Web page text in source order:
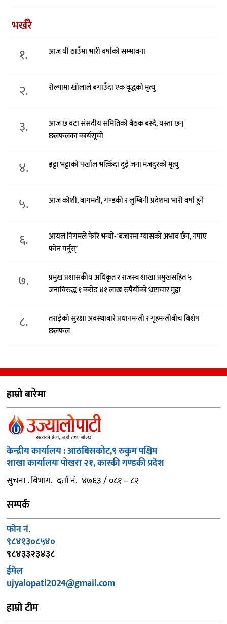
भर्खरै
१. आज यी ठाउँमा भारी वर्षाको सम्भावना
२. रोल्पामा खोलाले बगाउँदा एक वृद्धको मृत्यु
३.
आज छ वटा संसदीय समितिको बैठक बस्दै, यस्ता छन्
छलफलका कार्यसूची
४. इट्टा भट्टाको पर्खाल भत्किँदा दुई जना मजदुरको मृत्यु
५. आज कोशी, बागमती, गण्डकी र लुम्बिनी प्रदेशमा भारी वर्षा हुने
६.
आयल निगमले फेरि भन्याे- ‘बजारमा ग्यासको अभाव छैन, नपाए
फोन गर्नुस्’
७.
प्रमुख प्रशासकीय अधिकृत र राजस्व शाखा प्रमुखसहित ५
जनाविरुद्ध १ करोड ४१ लाख रुपैयाँको भ्रष्टाचार मुद्दा
८.
तराईको सुरक्षा अवस्थाबारे प्रधानमन्त्री र गृहमन्त्रीबीच विशेष
छलफल
हाम्रो बारेमा
केन्द्रीय कार्यालय : आठबिसकोट,९ रुकुम पश्चिम
शाखा कार्यालयः पोखरा २१, कास्की गण्डकी प्रदेश
सुचना . बिभाग. दर्ता नं. ४७६३ / ०८१ – ८२
सम्पर्क
फोन नं.
९८४१३०८५४०
९८४३३२३४३८
ईमेल
ujyalopati2024@gmail.com
हाम्रो टीम